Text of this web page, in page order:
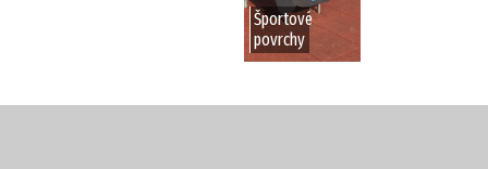
Športové
povrchy